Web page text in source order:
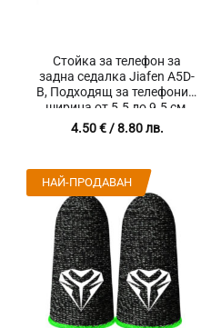
Стойка за телефон за
задна седалка Jiafen A5D-
B, Подходящ за телефони с
ширина от 5.5 до 9.5 см,
Заключване,
Товароносимост 7 кг.
4.50€/ 8.80 лв.
НАЙ-ПРОДАВАН